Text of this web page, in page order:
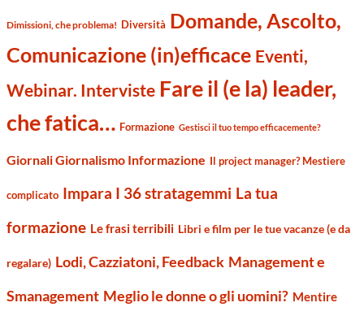
Dimissioni, che problema! Diversità Domande, Ascolto,
Comunicazione (in)efficace Eventi,
Webinar. Interviste Fare il (e la) leader,
che fatica… Formazione Gestisci il tuo tempo efficacemente?
Giornali Giornalismo Informazione Il project manager? Mestiere
complicato Impara I 36 stratagemmi La tua
formazione Le frasi terribili Libri e film per le tue vacanze (e da
regalare) Lodi, Cazziatoni, Feedback Management e
Smanagement Meglio le donne o gli uomini? Mentire